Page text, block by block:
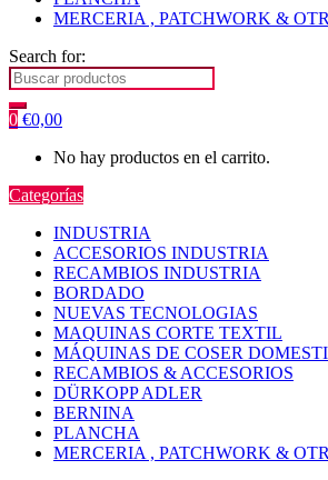
MERCERIA , PATCHWORK &
Search for:
0 €0,00
No hay productos en el carrito.
Categorías
INDUSTRIA
ACCESORIOS INDUSTRIA
RECAMBIOS INDUSTRIA
BORDADO
NUEVAS TECNOLOGIAS
MAQUINAS CORTE TEXTIL
MÁQUINAS DE COSER
RECAMBIOS & ACCESORIOS
DÜRKOPP ADLER
BERNINA
PLANCHA
MERCERIA , PATCHWORK &